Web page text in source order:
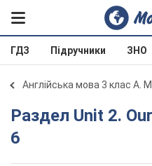
ГДЗ Підручники ЗНО
Англійська мова 3 клас А.
Раздел Unit 2. Our School. Lesson
6